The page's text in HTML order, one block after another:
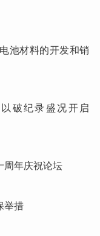
池材料的开发和销
破纪录盛况开启
周年庆祝论坛
举措